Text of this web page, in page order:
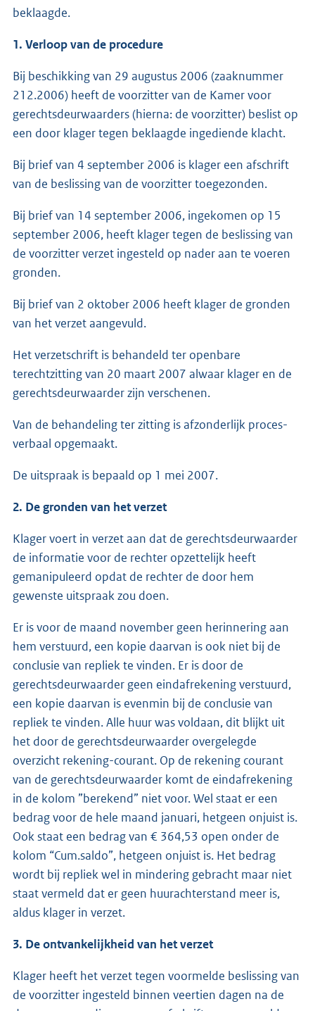
beklaagde.
1. Verloop van de procedure
Bij beschikking van 29 augustus 2006 (zaaknummer
212.2006) heeft de voorzitter van de Kamer voor
gerechtsdeurwaarders (hierna: de voorzitter) beslist op
een door klager tegen beklaagde ingediende klacht.
Bij brief van 4 september 2006 is klager een afschrift
van de beslissing van de voorzitter toegezonden.
Bij brief van 14 september 2006, ingekomen op 15
september 2006, heeft klager tegen de beslissing van
de voorzitter verzet ingesteld op nader aan te voeren
gronden.
Bij brief van 2 oktober 2006 heeft klager de gronden
van het verzet aangevuld.
Het verzetschrift is behandeld ter openbare
terechtzitting van 20 maart 2007 alwaar klager en de
gerechtsdeurwaarder zijn verschenen.
Van de behandeling ter zitting is afzonderlijk proces-
verbaal opgemaakt.
De uitspraak is bepaald op 1 mei 2007.
2. De gronden van het verzet
Klager voert in verzet aan dat de gerechtsdeurwaarder
de informatie voor de rechter opzettelijk heeft
gemanipuleerd opdat de rechter de door hem
gewenste uitspraak zou doen.
Er is voor de maand november geen herinnering aan
hem verstuurd, een kopie daarvan is ook niet bij de
conclusie van repliek te vinden. Er is door de
gerechtsdeurwaarder geen eindafrekening verstuurd,
een kopie daarvan is evenmin bij de conclusie van
repliek te vinden. Alle huur was voldaan, dit blijkt uit
het door de gerechtsdeurwaarder overgelegde
overzicht rekening-courant. Op de rekening courant
van de gerechtsdeurwaarder komt de eindafrekening
in de kolom ”berekend” niet voor. Wel staat er een
bedrag voor de hele maand januari, hetgeen onjuist is.
Ook staat een bedrag van € 364,53 open onder de
kolom “Cum.saldo”, hetgeen onjuist is. Het bedrag
wordt bij repliek wel in mindering gebracht maar niet
staat vermeld dat er geen huurachterstand meer is,
aldus klager in verzet.
3. De ontvankelijkheid van het verzet
Klager heeft het verzet tegen voormelde beslissing van
de voorzitter ingesteld binnen veertien dagen na de